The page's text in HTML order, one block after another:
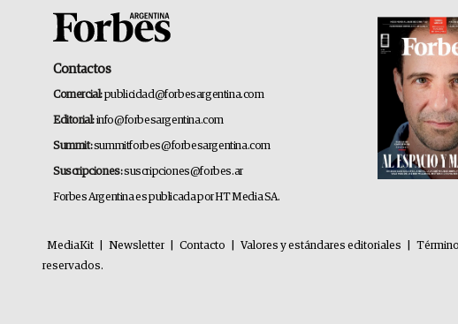
Contactos
Comercial:publicidad@forbesargentina.com
Editorial:info@forbesargentina.com
Summit:summitforbes@forbesargentina.com
Suscripciones:suscripciones@forbes.ar
Forbes Argentina es publicada por HT Media SA.
MediaKit Newsletter Contacto Valores y estándares editoriales
reservados.